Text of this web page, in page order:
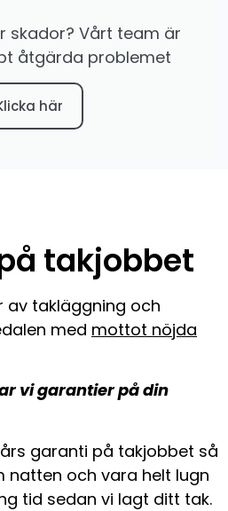
skador? Vårt team är
åtgärda problemet
här
takjobbet
av takläggning och
med mottot nöjda
vi garantier på din
garanti på takjobbet så
natten och vara helt lugn
tid sedan vi lagt ditt tak.